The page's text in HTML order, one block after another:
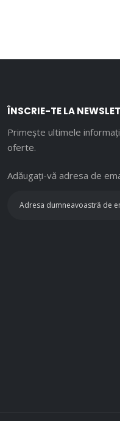
ÎNSCRIE-TE LA
Primește ultimele
oferte.
Adăugați-vă adresa de